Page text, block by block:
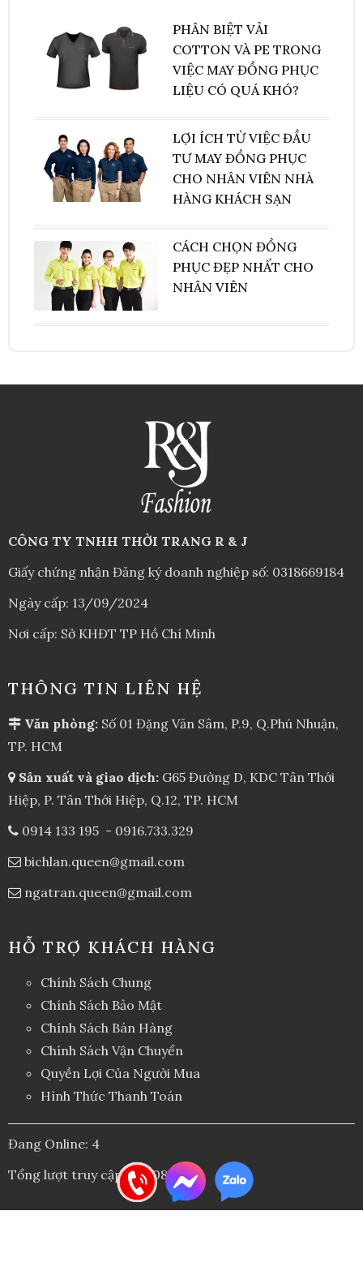
PHÂN BIỆT VẢI
COTTON VÀ PE TRONG
VIỆC MAY ĐỒNG PHỤC
LIỆU CÓ QUÁ KHÓ?
LỢI ÍCH TỪ VIỆC ĐẦU
TƯ MAY ĐỒNG PHỤC
CHO NHÂN VIÊN NHÀ
HÀNG KHÁCH SẠN
CÁCH CHỌN ĐỒNG
PHỤC ĐẸP NHẤT CHO
NHÂN VIÊN
CÔNG TY TNHH THỜI TRANG R & J
Giấy chứng nhận Đăng ký doanh nghiệp số: 0318669184
Ngày cấp: 13/09/2024
Nơi cấp: Sở KHĐT TP Hồ Chí Minh
THÔNG TIN LIÊN HỆ
Văn phòng: Số 01 Đặng Văn Sâm, P.9, Q.Phú Nhuận,
TP. HCM
Sản xuất và giao dịch: G65 Đường D, KDC Tân Thới
Hiệp, P. Tân Thới Hiệp, Q.12, TP. HCM
0914 133 195 - 0916.733.329
bichlan.queen@gmail.com
ngatran.queen@gmail.com
HỖ TRỢ KHÁCH HÀNG
Chính Sách Chung
Chính Sách Bảo Mật
Chính Sách Bán Hàng
Chính Sách Vận Chuyển
Quyền Lợi Của Người Mua
Hình Thức Thanh Toán
Đang Online: 4
Tổng lượt truy cập: 753.081